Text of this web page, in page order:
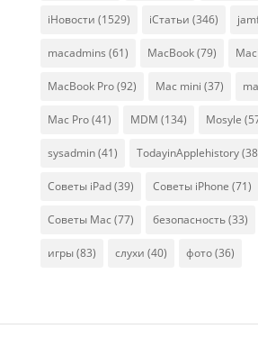
iНовости (1529) iСтатьи (346)
macadmins (61) MacBook(79)
MacBook Pro(92) Mac mini (37)
Mac Pro(41) MDM (134) Mosyle
sysadmin(41) TodayinApplehistory
Советы iPad(39) Советы iPhone (71)
Советы Mac (77) безопасность(33)
игры(83) слухи (40) фото(36)